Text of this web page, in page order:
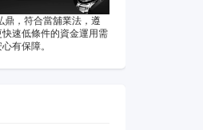
鼎，符合當舖業法，遵
速低條件的資金運用需
有保障。